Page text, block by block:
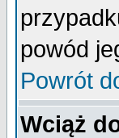
powód
Powrót
Wciąż